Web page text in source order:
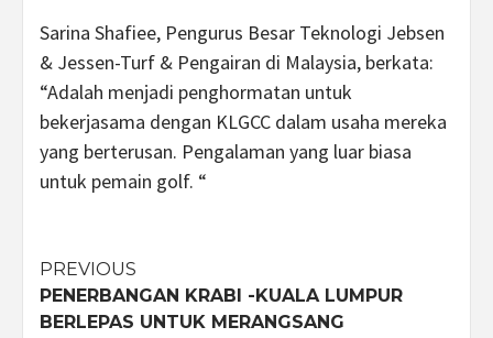
Sarina Shafiee, Pengurus Besar Teknologi Jebsen
& Jessen-Turf & Pengairan di Malaysia, berkata:
“Adalah menjadi penghormatan untuk
bekerjasama dengan KLGCC dalam usaha mereka
yang berterusan. Pengalaman yang luar biasa
untuk pemain golf. “
Post
navigation
PREVIOUS
PENERBANGAN KRABI -KUALA LUMPUR
BERLEPAS UNTUK MERANGSANG